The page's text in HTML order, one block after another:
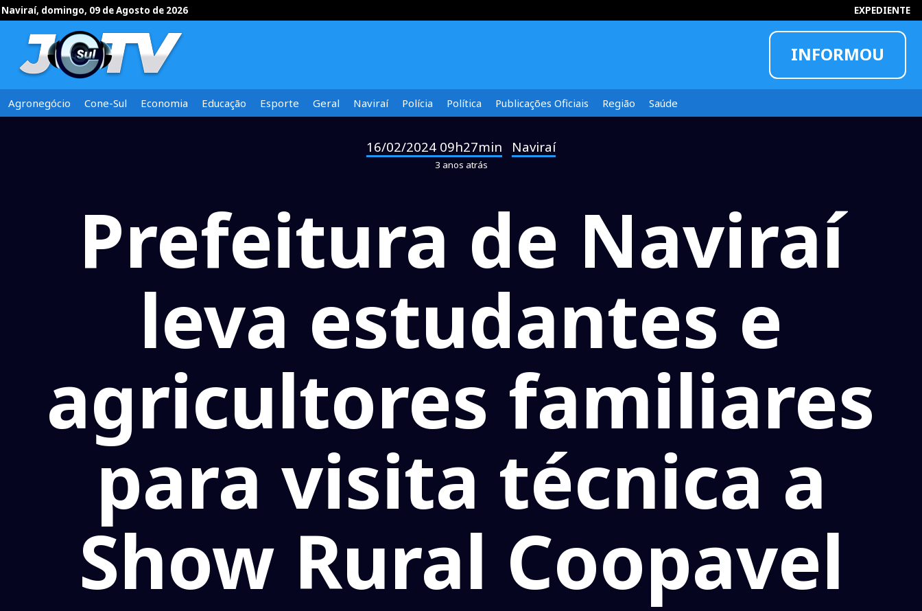
Naviraí, domingo, 09 de Agosto de 2026 EXPEDIENTE
INFORMOU
Agronegócio Cone-Sul Economia Educação Esporte Geral Naviraí Polícia Política Publicações Oficiais Região Saúde
16/02/2024 09h27min Naviraí
3 anos atrás
Prefeitura de Naviraí
leva estudantes e
agricultores familiares
para visita técnica a
Show Rural Coopavel